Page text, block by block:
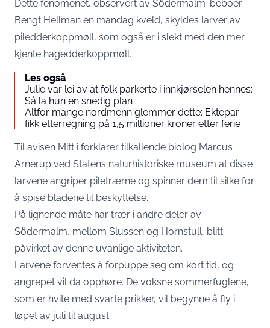
Dette fenomenet, observert av Södermalm-beboer
Bengt Hellman en mandag kveld, skyldes larver av
piledderkoppmøll, som også er i slekt med den mer
kjente hagedderkoppmøll.
Les også
Julie var lei av at folk parkerte i innkjørselen hennes:
Så la hun en snedig plan
Altfor mange nordmenn glemmer dette: Ektepar
fikk etterregning på 1,5 millioner kroner etter ferie
Til avisen Mitt i forklarer tilkallende biolog Marcus
Arnerup ved Statens naturhistoriske museum at disse
larvene angriper piletrærne og spinner dem til silke for
å spise bladene til beskyttelse.
På lignende måte har trær i andre deler av
Södermalm, mellom Slussen og Hornstull, blitt
påvirket av denne uvanlige aktiviteten.
Larvene forventes å forpuppe seg om kort tid, og
angrepet vil da opphøre. De voksne sommerfuglene,
som er hvite med svarte prikker, vil begynne å fly i
løpet av juli til august.